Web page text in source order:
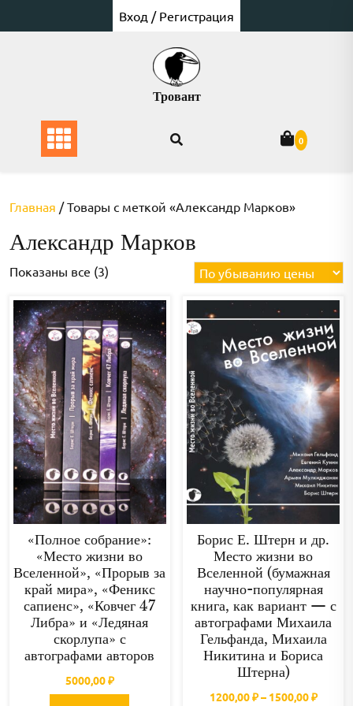
к
Вход / Регистрация
Тровант
0
Главная / Товары с меткой «Александр Марков»
Александр Марков
Показаны все (3)
убыванию
«Полное собрание»:
«Место жизни во
Вселенной», «Прорыв за
край мира», «Феникс
сапиенс», «Ковчег 47
Либра» и «Ледяная
скорлупа» с
автографами авторов
5000,00₽
Борис Е. Штерн и др.
Место жизни во
Вселенной (бумажная
научно-популярная
книга, как вариант — с
автографами Михаила
Гельфанда, Михаила
Никитина и Бориса
Штерна)
1200,00₽– 1500,00₽